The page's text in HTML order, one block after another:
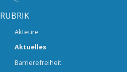
RUBRIK
Akteure
Aktuelles
Barrierefreiheit